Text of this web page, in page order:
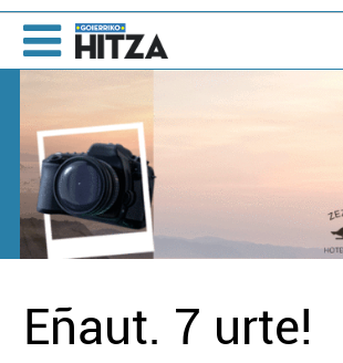
Eñaut. 7 urte!